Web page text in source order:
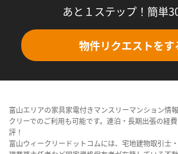
あと１ステップ！簡単
物件リクエストをす
富山エリアの家具家電付きマンスリーマンション情
クリーでのご利用も可能です。連泊・長期出張の経
評！
富山ウィークリードットコムには、宅地建物取引士